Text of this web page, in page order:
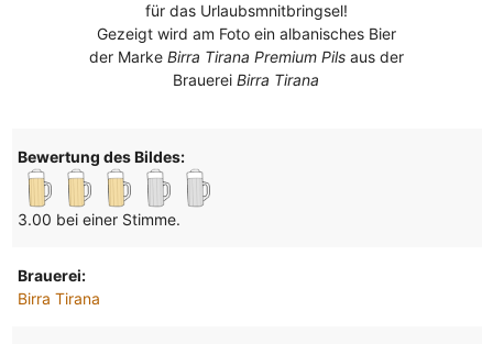
für das Urlaubsmnitbringsel!
Gezeigt wird am Foto ein albanisches Bier
der Marke Birra Tirana Premium Pilsaus der
BrauereiBirra Tirana
Bewertung des Bildes:
3.00 bei einer Stimme.
Brauerei:
Birra Tirana